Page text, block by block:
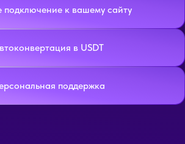
подключение к вашему сайту
в USDT
поддержка